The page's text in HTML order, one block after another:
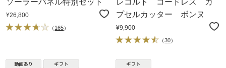
ソーラーパネル特別セット
¥26,800
（ 165）
レコルト コードレス カ
プセルカッター ボンヌ
¥9,900
（30）